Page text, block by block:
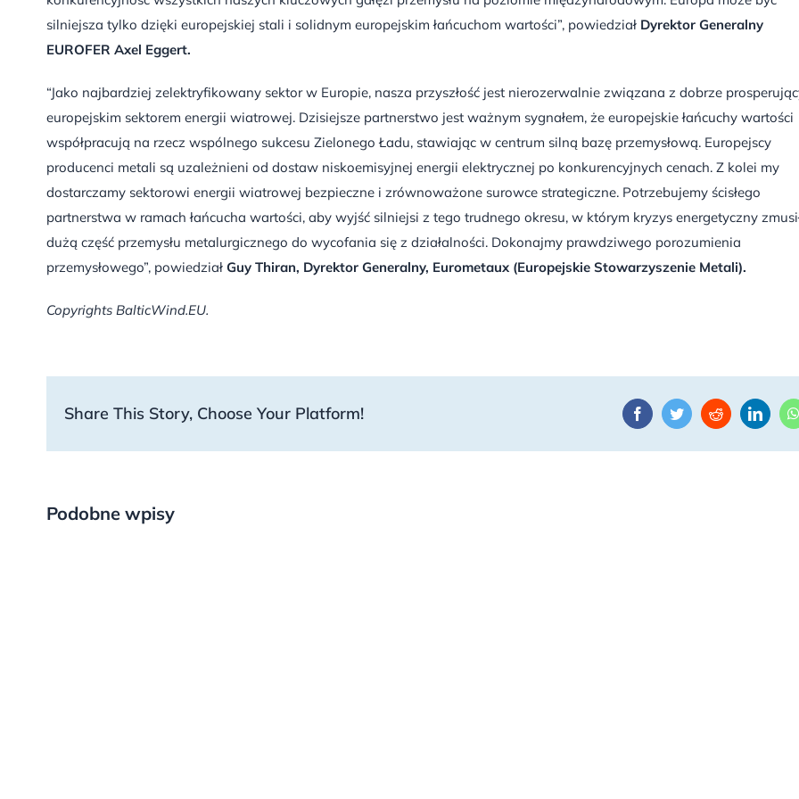
silniejsza tylko dzięki europejskiej stali i solidnym europejskim łańcuchom wartości”, powiedział Dyrektor Generalny
EUROFER Axel Eggert.
“Jako najbardziej zelektryfikowany sektor w Europie, nasza przyszłość jest nierozerwalnie związana z dobrze
europejskim sektorem energii wiatrowej. Dzisiejsze partnerstwo jest ważnym sygnałem, że europejskie łańcuchy wartości
współpracują na rzecz wspólnego sukcesu Zielonego Ładu, stawiając w centrum silną bazę przemysłową. Europejscy
producenci metali są uzależnieni od dostaw niskoemisyjnej energii elektrycznej po konkurencyjnych cenach. Z kolei my
dostarczamy sektorowi energii wiatrowej bezpieczne i zrównoważone surowce strategiczne. Potrzebujemy ścisłego
partnerstwa w ramach łańcucha wartości, aby wyjść silniejsi z tego trudnego okresu, w którym kryzys energetyczny
dużą część przemysłu metalurgicznego do wycofania się z działalności. Dokonajmy prawdziwego porozumienia
przemysłowego”, powiedział Guy Thiran, Dyrektor Generalny, Eurometaux (Europejskie Stowarzyszenie Metali).
Copyrights BalticWind.EU.
Share This Story, Choose Your Platform! FacebookTwitterReddit
Podobne wpisy